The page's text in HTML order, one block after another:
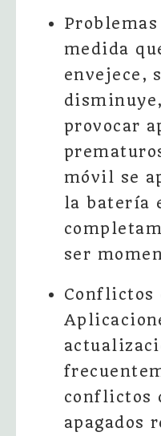
medida
envejece,
provocar
móvil se
la batería
ser
Conflictos
conflictos
apagados